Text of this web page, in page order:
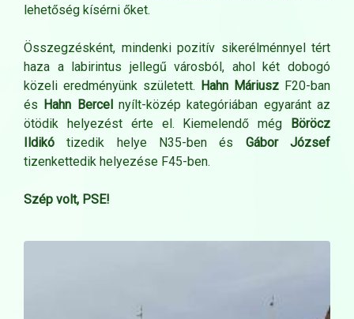
lehetőség kísérni őket.
Összegzésként, mindenki pozitív sikerélménnyel tért
haza a labirintus jellegű városból, ahol két dobogó
közeli eredményünk született. Hahn Máriusz F20-ban
és Hahn Bercel nyílt-közép kategóriában egyaránt az
ötödik helyezést érte el. Kiemelendő még
Böröcz
Ildikó tizedik helye N35-ben és Gábor József
tizenkettedik helyezése F45-ben.
Szép volt, PSE!